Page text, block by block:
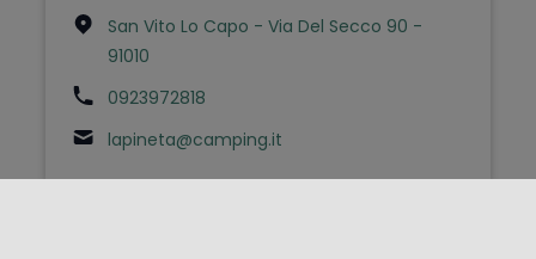
San Vito Lo Capo - Via Del Secco 90 -
91010
0923972818
lapineta@camping.it